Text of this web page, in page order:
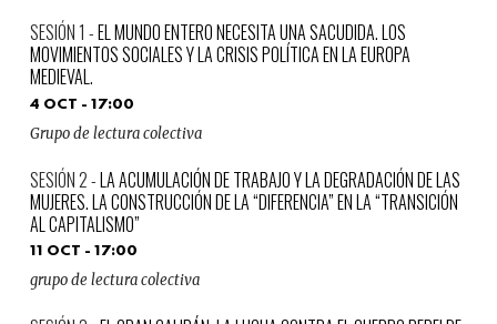
EL MUNDO ENTERO NECESITA UNA SACUDIDA. LOS
MOVIMIENTOS SOCIALES Y LA CRISIS POLÍTICA EN LA EUROPA
MEDIEVAL.
4 OCT - 17:00
Grupo de lectura colectiva
LA ACUMULACIÓN DE TRABAJO Y LA DEGRADACIÓN DE LAS
MUJERES. LA CONSTRUCCIÓN DE LA “DIFERENCIA” EN LA “TRANSICIÓN
AL CAPITALISMO”
11 OCT - 17:00
grupo de lectura colectiva